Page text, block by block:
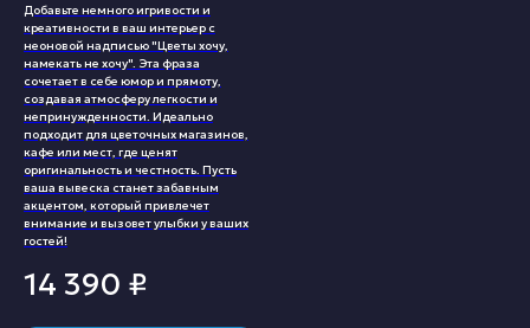
Добавьте немного игривости и
креативности в ваш интерьер с
неоновой надписью "Цветы хочу,
намекать не хочу". Эта фраза
сочетает в себе юмор и прямоту,
создавая атмосферу легкости и
непринужденности. Идеально
подходит для цветочных магазинов,
кафе или мест, где ценят
оригинальность и честность. Пусть
ваша вывеска станет забавным
акцентом, который привлечет
внимание и вызовет улыбки у ваших
гостей!
14 390 ₽